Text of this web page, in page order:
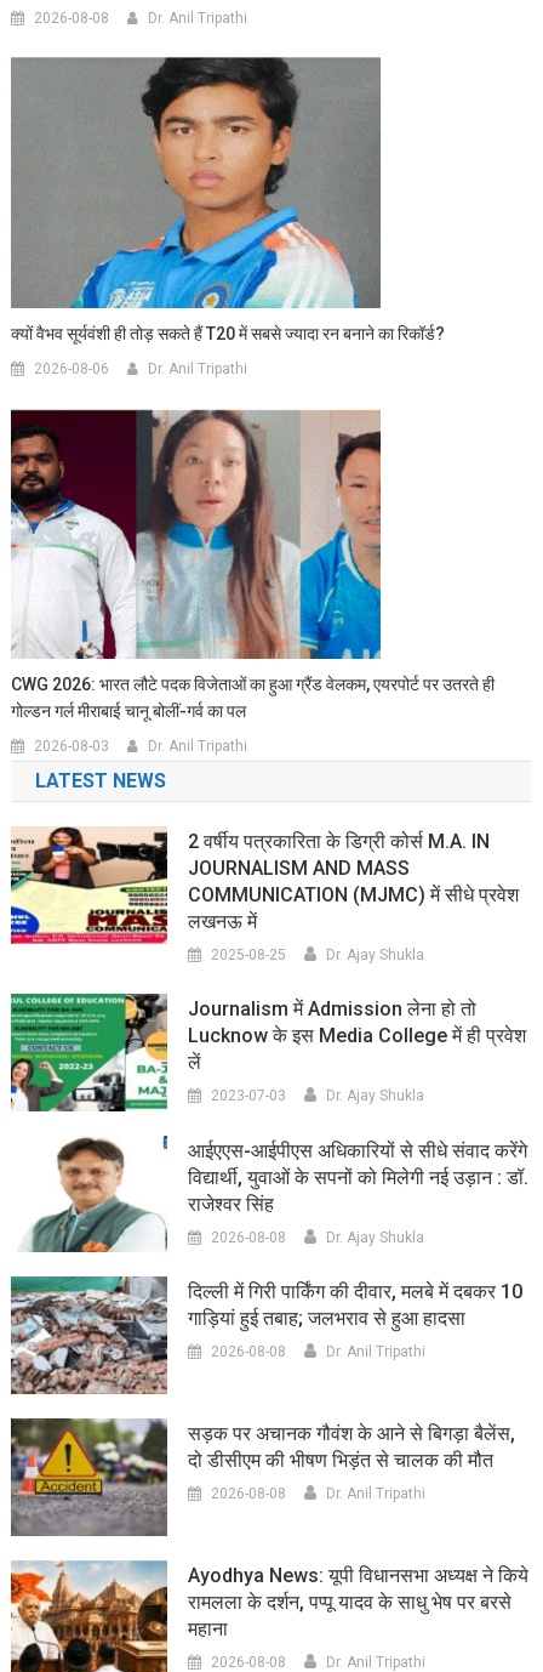
2026-08-08 Dr. Anil Tripathi
क्यों वैभव सूर्यवंशी ही तोड़ सकते हैं T20 में सबसे ज्यादा रन बनाने का रिकॉर्ड?
2026-08-06 Dr. Anil Tripathi
CWG 2026: भारत लौटे पदक विजेताओं का हुआ ग्रैंड वेलकम, एयरपोर्ट पर उतरते ही
गोल्डन गर्ल मीराबाई चानू बोलीं-गर्व का पल
2026-08-03 Dr. Anil Tripathi
LATEST NEWS
2 वर्षीय पत्रकारिता के डिग्री कोर्स M.A. IN
JOURNALISM AND MASS
COMMUNICATION (MJMC) में सीधे प्रवेश
लखनऊ में
2025-08-25 Dr. Ajay Shukla
Journalism में Admission लेना हो तो
Lucknow के इस Media College में ही प्रवेश
लें
2023-07-03 Dr. Ajay Shukla
आईएएस-आईपीएस अधिकारियों से सीधे संवाद करेंगे
विद्यार्थी, युवाओं के सपनों को मिलेगी नई उड़ान : डॉ.
राजेश्वर सिंह
2026-08-08 Dr. Ajay Shukla
दिल्ली में गिरी पार्किंग की दीवार, मलबे में दबकर 10
गाड़ियां हुई तबाह; जलभराव से हुआ हादसा
2026-08-08 Dr. Anil Tripathi
सड़क पर अचानक गौवंश के आने से बिगड़ा बैलेंस,
दो डीसीएम की भीषण भिड़ंत से चालक की मौत
2026-08-08 Dr. Anil Tripathi
Ayodhya News: यूपी विधानसभा अध्यक्ष ने किये
रामलला के दर्शन, पप्पू यादव के साधु भेष पर बरसे
महाना
2026-08-08 Dr. Anil Tripathi